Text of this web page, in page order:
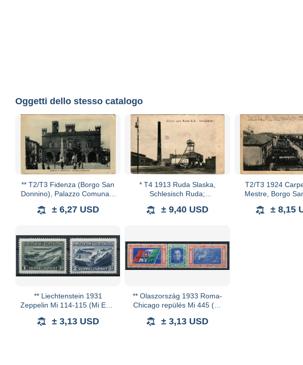
Oggetti dello stesso catalogo
** T2/T3 Fidenza (Borgo San
Donnino), Palazzo Comunale
street view, pedestrian. Carlo
± 6,27 USD
* T4 1913 Ruda Slaska,
Schlesisch Ruda;
Johann Kulik / mine (EM)
± 9,40 USD
T2/T3 1924
Mestre, Borgo
square
± 8,15
** Liechtenstein 1931
Zeppelin Mi 114-115 (Mi EUR
± 3,13 USD
** Olaszország 1933 Roma-
Chicago repülés Mi 445 (Mi
± 3,13 USD